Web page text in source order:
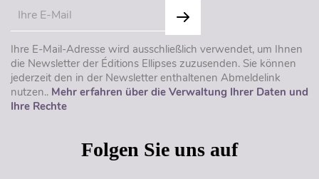
Ihre E-Mail-Adresse wird ausschließlich verwendet, um Ihnen
die Newsletter der Éditions Ellipses zuzusenden. Sie können
jederzeit den in der Newsletter enthaltenen Abmeldelink
nutzen.. Mehr erfahren über die Verwaltung Ihrer Daten und
Ihre Rechte
Folgen Sie uns auf